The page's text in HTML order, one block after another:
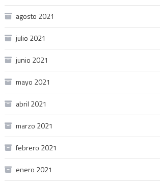
agosto 2021
julio 2021
junio 2021
mayo 2021
abril 2021
marzo 2021
febrero 2021
enero 2021